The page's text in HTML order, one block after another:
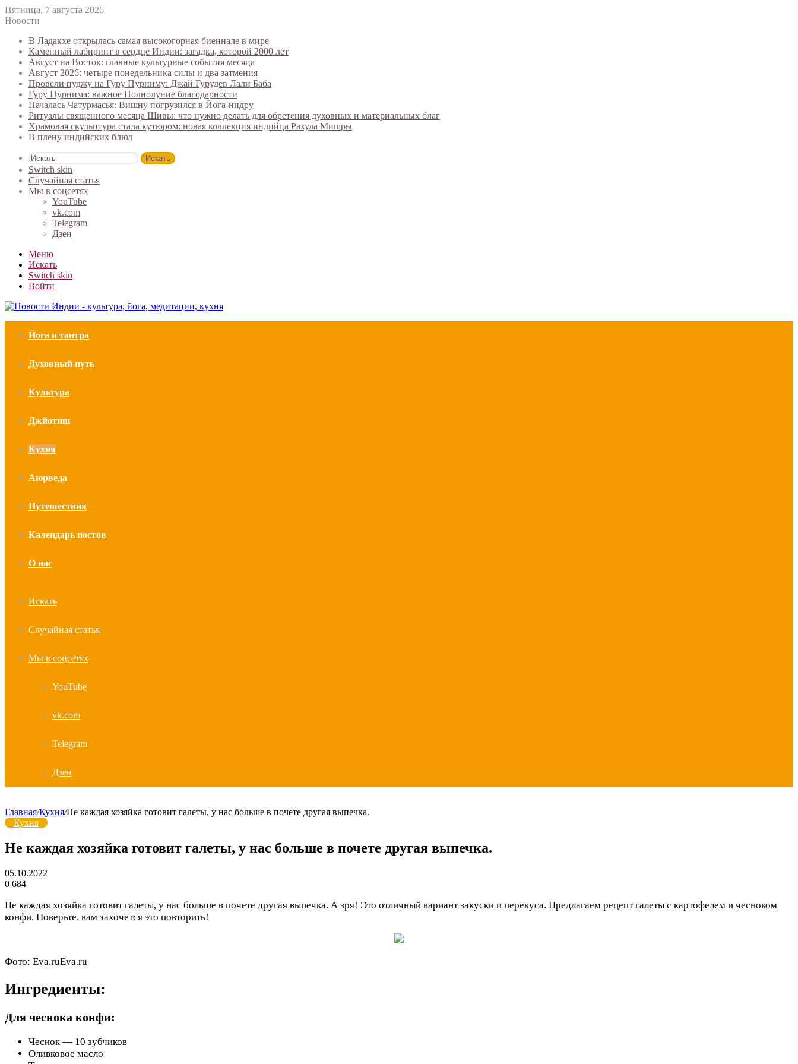
Пятница, 7 августа 2026
Новости
В Ладакхе открылась самая высокогорная биеннале в мире
Каменный лабиринт в сердце Индии: загадка, которой 2000 лет
Август на Восток: главные культурные события месяца
Август 2026: четыре понедельника силы и два затмения
Провели пуджу на Гуру Пурниму: Джай Гурудев Лали Баба
Гуру Пурнима: важное Полнолуние благодарности
Началась Чатурмасья: Вишну погрузился в Йога-нидру
Ритуалы священного месяца Шивы: что нужно делать для обретения духовных и материальных благ
Храмовая скульптура стала кутюром: новая коллекция индийца Рахула Мишры
В плену индийских блюд
Искать
Switch skin
Случайная статья
Мы в соцсетях
YouTube
vk.com
Telegram
Дзен
Меню
Искать
Switch skin
Войти
Йога и тантра
Духовный путь
Культура
Джйотиш
Кухня
Аюрведа
Путешествия
Календарь постов
О нас
Искать
Случайная статья
Мы в соцсетях
YouTube
vk.com
Telegram
Дзен
Главная/Кухня/Не каждая хозяйка готовит галеты, у нас больше в почете другая выпечка.
Кухня
Не каждая хозяйка готовит галеты, у нас больше в почете другая выпечка.
05.10.2022
0 684
Не каждая хозяйка готовит галеты, у нас больше в почете другая выпечка. А зря! Это отличный вариант закуски и перекуса. Предлагаем рецепт галеты с картофелем и чесноком
конфи. Поверьте, вам захочется это повторить!
Фото: Eva.ruEva.ru
Ингредиенты:
Для чеснока конфи:
Чеснок — 10 зубчиков
Оливковое масло